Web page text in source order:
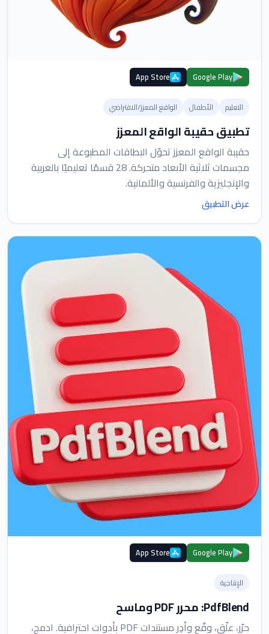
Google Play
App Store
التعليم الأطفال الواقع المعزز/الافتراضي
تطبيق حقيبة الواقع المعزز
حقيبة الواقع المعزز تحوّل البطاقات المطبوعة إلى
مجسمات ثلاثية الأبعاد متحركة. 28 قسمًا تعليميًا بالعربية
والإنجليزية والفرنسية والألمانية.
عرض التطبيق
Google Play
App Store
الإنتاجية
PdfBlend: محرر PDF وماسح
حرّر، علّق، وقّع وأدِر مستندات PDF بأدوات احترافية. ادمج،